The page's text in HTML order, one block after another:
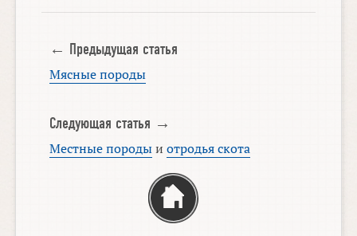
← Предыдущая статья
Мясные породы
Следующая статья →
Местные породыи отродья скота